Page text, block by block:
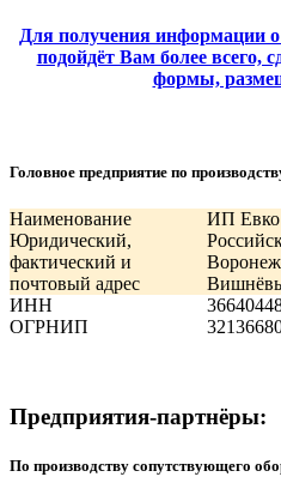
Для получения информации
подойдёт Вам более всего,
формы,
Головное предприятие по
Наименование
ИП
Юридический,
фактический и
почтовый адрес
ИНН
ОГРНИП
Предприятия-партнёры:
По производству сопутствующего